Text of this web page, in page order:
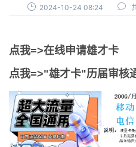
审核
2024-10-24 08:24
点我=>在线申请雄才卡
点我=>"雄才卡"历届审核